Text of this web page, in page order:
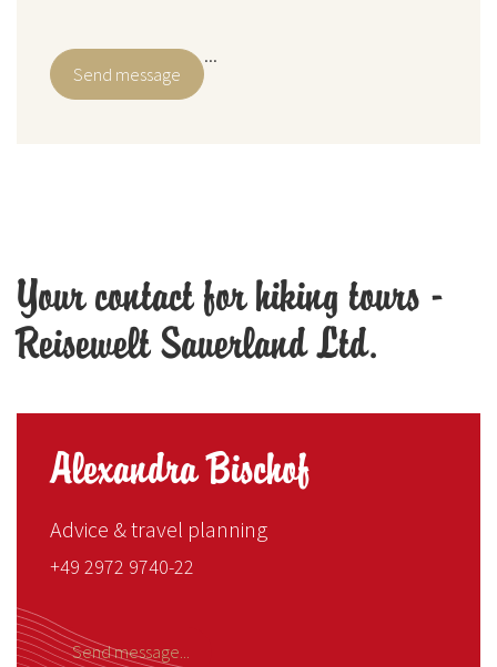
Send message
...
Your contact for hiking tours -
Reisewelt Sauerland Ltd.
Alexandra Bischof
Advice & travel planning
+49 2972 9740-22
Send message...